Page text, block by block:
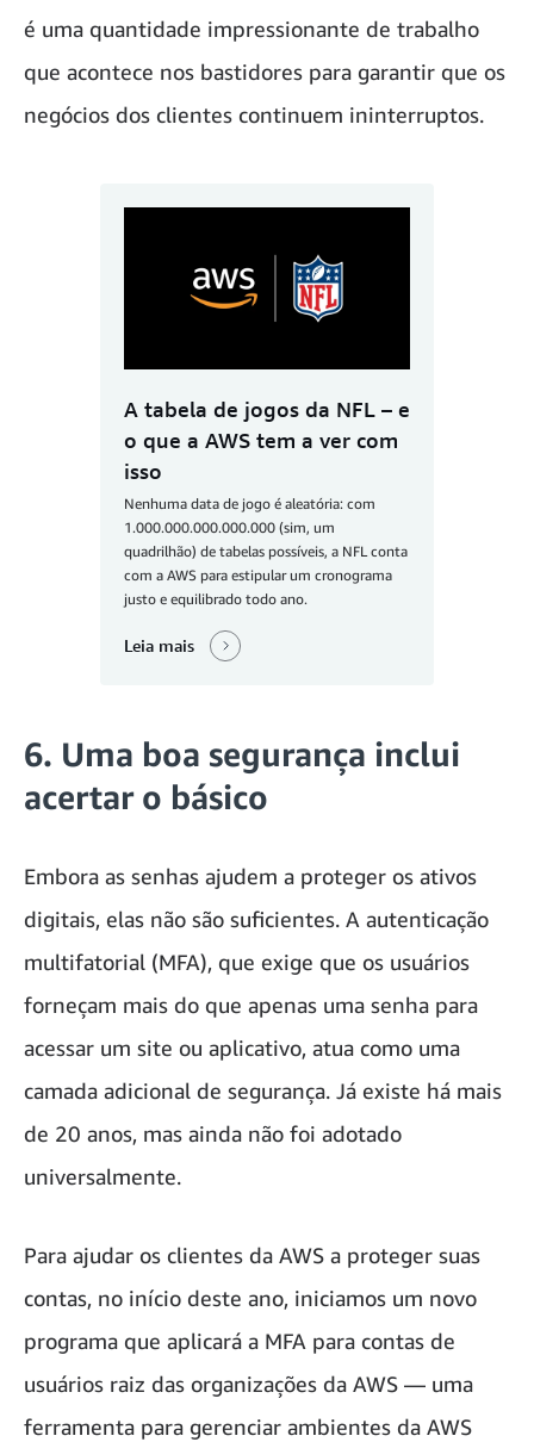
é uma quantidade impressionante de trabalho
que acontece nos bastidores para garantir que os
negócios dos clientes continuem ininterruptos.
A tabela de jogos da NFL – e
o que a AWS tem a ver com
isso
Nenhuma data de jogo é aleatória: com
1.000.000.000.000.000 (sim, um
quadrilhão) de tabelas possíveis, a NFL conta
com a AWS para estipular um cronograma
justo e equilibrado todo ano.
Leia mais
6. Uma boa segurança inclui
acertar o básico
Embora as senhas ajudem a proteger os ativos
digitais, elas não são suficientes. A autenticação
multifatorial (MFA), que exige que os usuários
forneçam mais do que apenas uma senha para
acessar um site ou aplicativo, atua como uma
camada adicional de segurança. Já existe há mais
de 20 anos, mas ainda não foi adotado
universalmente.
Para ajudar os clientes da AWS a proteger suas
contas, no início deste ano, iniciamos um novo
programa que aplicará a MFA para contas de
usuários raiz das organizações da AWS — uma
ferramenta para gerenciar ambientes da AWS